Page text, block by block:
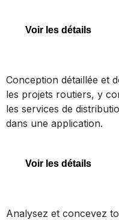
Jumeaux
Voir les détails
OpenRoads
Conception détaillée et
les projets routiers, y
les services de
dans une application.
Voir les détails
Analysez et concevez